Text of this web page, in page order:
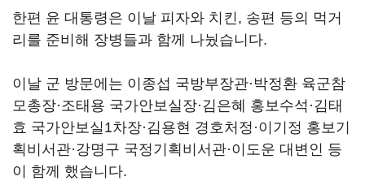
한편 윤 대통령은 이날 피자와 치킨, 송편 등의 먹거
리를 준비해 장병들과 함께 나눴습니다.
이날 군 방문에는 이종섭 국방부장관·박정환 육군참
모총장·조태용 국가안보실장·김은혜 홍보수석·김태
효 국가안보실1차장·김용현 경호처정·이기정 홍보기
획비서관·강명구 국정기획비서관·이도운 대변인 등
이 함께 했습니다.